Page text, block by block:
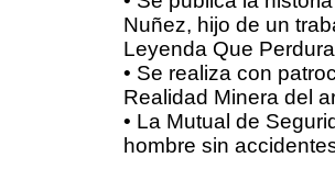
Nuñez, hijo de un
Leyenda Que
• Se realiza con
Realidad Minera del
• La Mutual de
hombre sin